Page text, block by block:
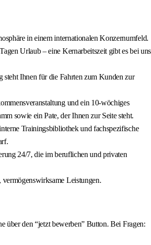
in einem internationalen Konzernumfeld.
Urlaub – eine Kernarbeitszeit gibt es bei uns
steht Ihnen für die Fahrten zum Kunden zur
und ein 10-wöchiges
sowie ein Pate, der Ihnen zur Seite steht.
Trainingsbibliothek und fachspezifische
24/7, die im beruflichen und privaten
vermögenswirksame Leistungen.
über den “jetzt bewerben” Button. Bei Fragen: